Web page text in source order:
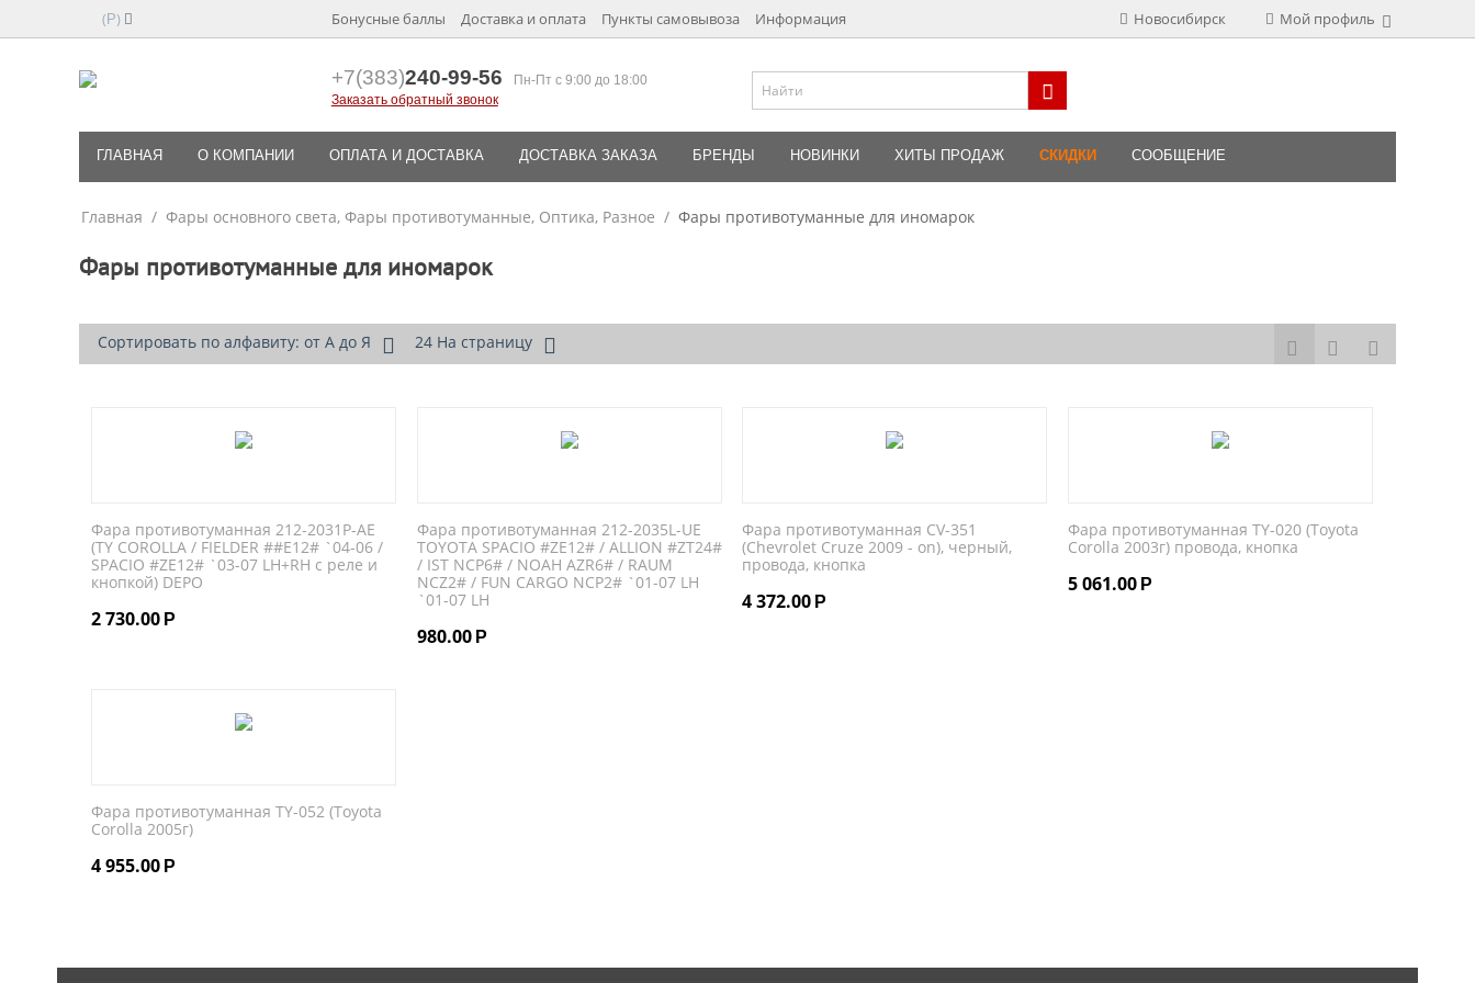
( Р) Бонусные баллы Доставка и оплата Пункты самовывоза Информация Новосибирск Мой профиль
+7(383)240-99-56
Пн-Пт с 9:00 до 18:00
Заказать обратный звонок
ГЛАВНАЯ О КОМПАНИИ ОПЛАТА И ДОСТАВКА ДОСТАВКА ЗАКАЗА БРЕНДЫ НОВИНКИ ХИТЫ ПРОДАЖ СКИДКИ СООБЩЕНИЕ
Главная / Фары основного света, Фары противотуманные, Оптика, Разное / Фары противотуманные для иномарок
Фары противотуманные для иномарок
Сортировать по алфавиту: от А до Я 24 На страницу
Фара противотуманная 212-2031P-AE
(TY COROLLA / FIELDER ##E12# `04-06 /
SPACIO #ZE12# `03-07 LH+RH с реле и
кнопкой) DEPO
2 730.00 Р
Фара противотуманная 212-2035L-UE
TOYOTA SPACIO #ZE12# / ALLION #ZT24#
/ IST NCP6# / NOAH AZR6# / RAUM
NCZ2# / FUN CARGO NCP2# `01-07 LH
`01-07 LH
980.00 Р
Фара противотуманная CV-351
(Chevrolet Cruze 2009 - on), черный,
провода, кнопка
4 372.00 Р
Фара противотуманная TY-020 (Toyota
Corolla 2003г) провода, кнопка
5 061.00 Р
Фара противотуманная TY-052 (Toyota
Corolla 2005г)
4 955.00 Р